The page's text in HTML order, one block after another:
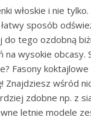
włoskie i nie tylko.
sposób
do tego ozdobną
wysokie obcasy.
Fasony
Znajdziesz wśród
zdobne np. z
letnie modele